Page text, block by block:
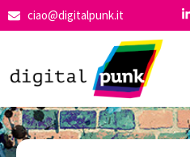
ciao@digitalpunk.it